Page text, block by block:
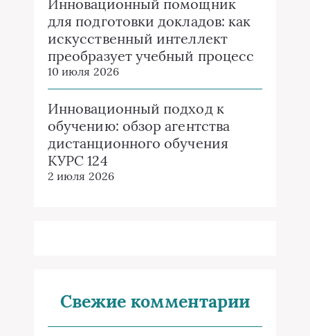
Инновационный помощник
для подготовки докладов: как
искусственный интеллект
преобразует учебный процесс
10 июля 2026
Инновационный подход к
обучению: обзор агентства
дистанционного обучения
КУРС 124
2 июля 2026
Свежие комментарии